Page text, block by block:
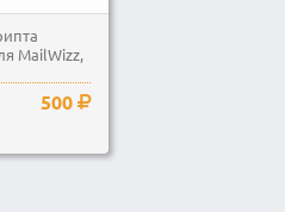
MailWizz,
500